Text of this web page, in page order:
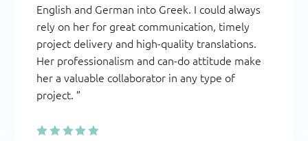
English and German into Greek. I could always
rely on her for great communication, timely
project delivery and high-quality translations.
Her professionalism and can-do attitude make
her a valuable collaborator in any type of
project.”